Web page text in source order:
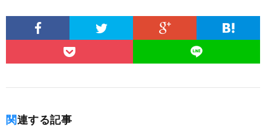
関連する記事